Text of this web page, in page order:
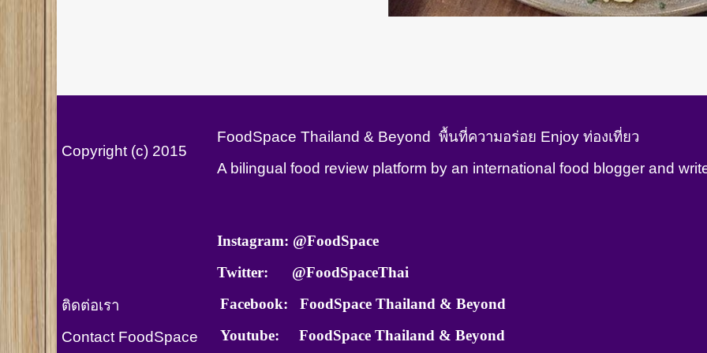
Copyright (c) 2015
FoodSpace Thailand & Beyond พื้นที่ความอร่อย Enjoy ท่องเที่ยว
A bilingual food review platform by an international food blogger and
ติดต่อเรา
Contact FoodSpace
Instagram: @FoodSpace
Twitter: @FoodSpaceThai
Facebook: FoodSpace Thailand & Beyond
Youtube: FoodSpace Thailand & Beyond